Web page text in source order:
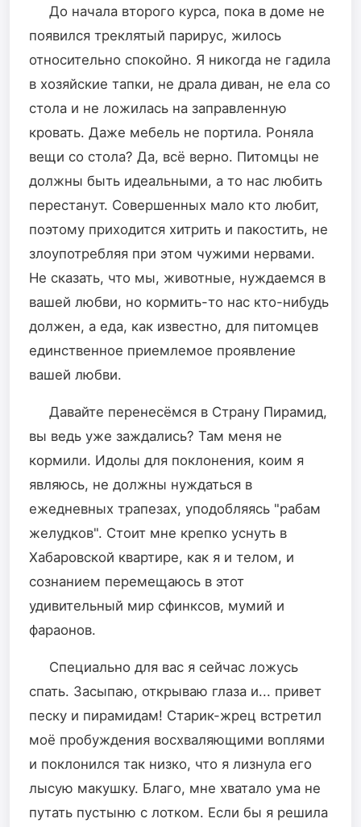
До начала второго курса, пока в доме не
появился треклятый парирус, жилось
относительно спокойно. Я никогда не гадила
в хозяйские тапки, не драла диван, не ела со
стола и не ложилась на заправленную
кровать. Даже мебель не портила. Роняла
вещи со стола? Да, всё верно. Питомцы не
должны быть идеальными, а то нас любить
перестанут. Совершенных мало кто любит,
поэтому приходится хитрить и пакостить, не
злоупотребляя при этом чужими нервами.
Не сказать, что мы, животные, нуждаемся в
вашей любви, но кормить-то нас кто-нибудь
должен, а еда, как известно, для питомцев
единственное приемлемое проявление
вашей любви.
Давайте перенесëмся в Страну Пирамид,
вы ведь уже заждались? Там меня не
кормили. Идолы для поклонения, коим я
являюсь, не должны нуждаться в
ежедневных трапезах, уподобляясь "рабам
желудков". Стоит мне крепко уснуть в
Хабаровской квартире, как я и телом, и
сознанием перемещаюсь в этот
удивительный мир сфинксов, мумий и
фараонов.
Специально для вас я сейчас ложусь
спать. Засыпаю, открываю глаза и... привет
песку и пирамидам! Старик-жрец встретил
моё пробуждения восхваляющими воплями
и поклонился так низко, что я лизнула его
лысую макушку. Благо, мне хватало ума не
путать пустыню с лотком. Если бы я решила